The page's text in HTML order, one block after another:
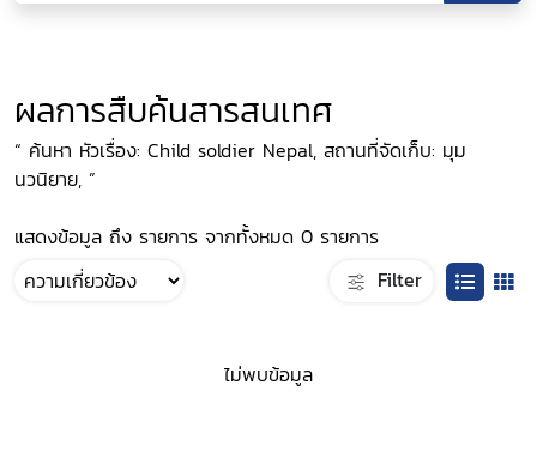
ผลการสืบค้นสารสนเทศ
“ ค้นหา หัวเรื่อง: Child soldier Nepal, สถานที่จัดเก็บ: มุม
นวนิยาย, ”
แสดงข้อมูล ถึง รายการ จากทั้งหมด 0 รายการ
Filter
ไม่พบข้อมูล